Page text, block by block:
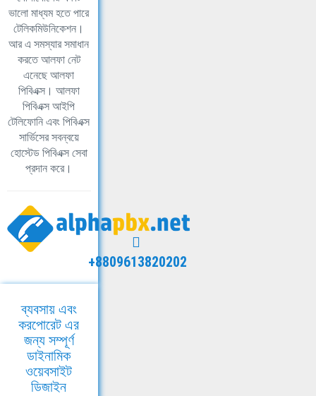
ভালো মাধ্যম হতে পারে
টেলিকমিউনিকেশন।
আর এ সমস্যার সমাধান
করতে আলফা নেট
এনেছে আলফা
পিবিএক্স। আলফা
পিবিএক্স আইপি
টেলিফোনি এবং পিবিএক্স
সার্ভিসের সবন্বয়ে
হোস্টেড পিবিএক্স সেবা
প্রদান করে।
+8809613820202
ব্যবসায় এবং
করপোরেট এর
জন্য সম্পূর্ণ
ডাইনামিক
ওয়েবসাইট
ডিজাইন